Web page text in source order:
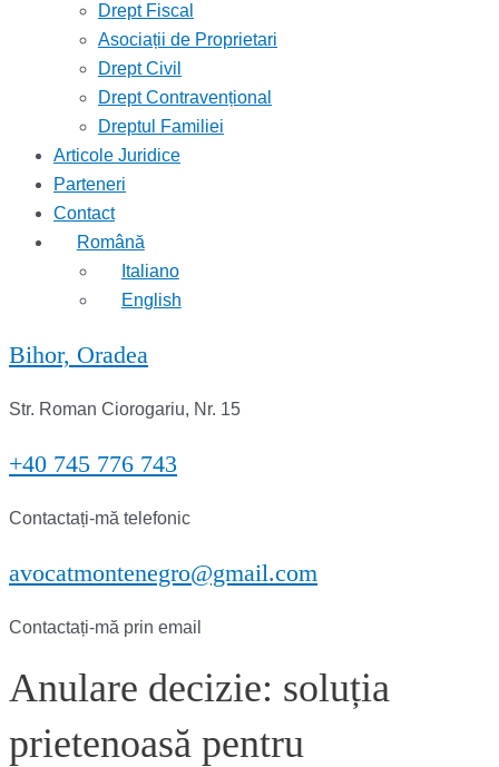
Drept Fiscal
Asociații de Proprietari
Drept Civil
Drept Contravențional
Dreptul Familiei
Articole Juridice
Parteneri
Contact
Română
Italiano
English
Bihor, Oradea
Str. Roman Ciorogariu, Nr. 15
+40 745 776 743
Contactați-mă telefonic
avocatmontenegro@gmail.com
Contactați-mă prin email
Anulare decizie: soluția
prietenoasă pentru